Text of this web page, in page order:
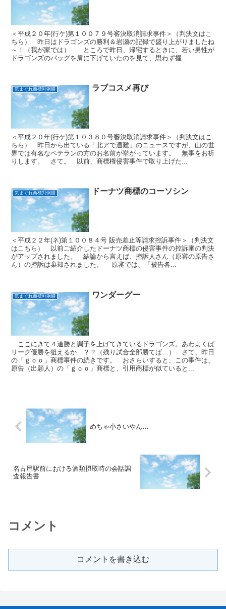
＜平成２０年(行ケ)第１００７９号審決取消請求事件＞（判決文はこ
ちら） 昨日はドラゴンズの勝利＆岩瀬の記録で盛り上がりましたね
～！（我が家では） ところで昨日、帰宅するときに、若い男性が
ドラゴンズのバッグを肩に下げていたのを見て、思わず握...
気まぐれ商標判例膳 ラブコスメ再び
＜平成２０年(行ケ)第１０３８０号審決取消請求事件＞（判決文はこ
ちら） 昨日から出ている「北アで遭難」のニュースですが、山の世
界では有名なベテランの方のお名前が挙がっています。 無事をお祈
りします。 さて。 以前、商標権侵害事件で取り上げた...
気まぐれ商標判例膳 ドーナツ商標のコーソシン
＜平成２２年(ネ)第１００８４号 販売差止等請求控訴事件＞（判決文
はこちら） 以前ご紹介したドーナツ商標の侵害事件の控訴審の判決
がアップされました。 結論から言えば、控訴人さん（原審の原告さ
ん）の控訴は棄却されました。 原審では、「被告各...
気まぐれ商標判例膳 ワンダーグー
ここにきて４連勝と調子を上げてきているドラゴンズ。あわよくば
リーグ優勝を狙えるか…？？（残り試合全部勝てば…） さて、昨日
の「ｇｏｏ」商標事件の続きです。 おさらいすると、この事件は、
原告（出願人）の「ｇｏｏ」商標と、引用商標が似ていると...
めちゃ小さいやん…
名古屋駅前における酒類摂取時の会話調
査報告書
コメント
コメントを書き込む